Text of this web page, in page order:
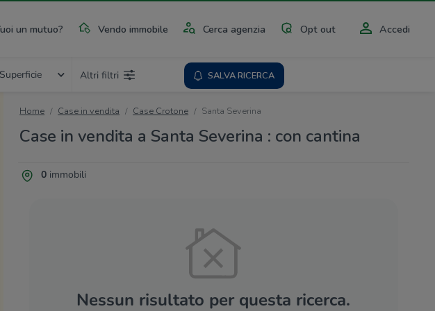
un mutuo? Vendo immobile Cerca agenzia Opt out Accedi
Superficie Altri filtri SALVA RICERCA
Home Case in vendita Case Crotone Santa Severina
Case in vendita a Santa Severina : con cantina
0immobili
Nessun risultato per questa ricerca.